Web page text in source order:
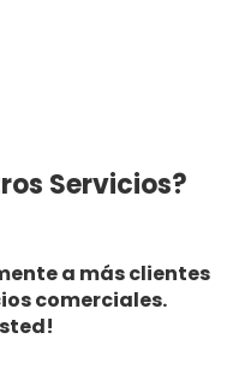
Servicios?
a más clientes
comerciales.